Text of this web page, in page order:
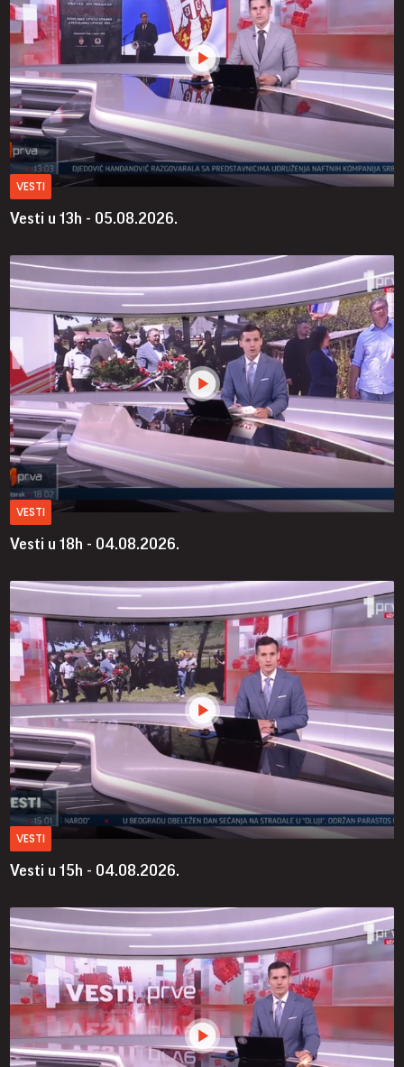
VESTI
Vesti u 13h - 05.08.2026.
VESTI
Vesti u 18h - 04.08.2026.
VESTI
Vesti u 15h - 04.08.2026.